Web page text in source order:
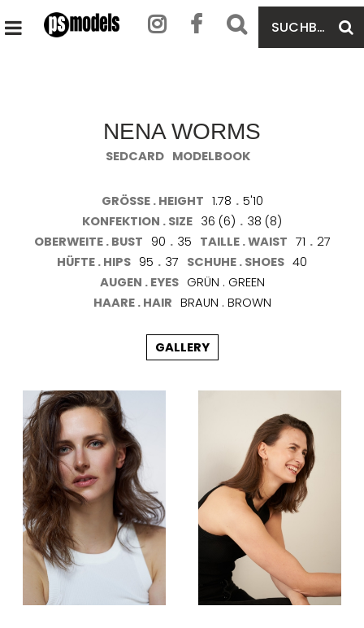
SUCHBEGRIFF
EINGEBEN
HAUPTMENÜ
NENA WORMS
SEDCARD MODELBOOK
GRÖSSE . HEIGHT 1.78 . 5'10
KONFEKTION . SIZE 36 (6) . 38 (8)
OBERWEITE . BUST 90 . 35 TAILLE . WAIST 71 . 27
HÜFTE . HIPS 95 . 37 SCHUHE . SHOES 40
AUGEN . EYES GRÜN . GREEN
HAARE . HAIR BRAUN . BROWN
GALLERY